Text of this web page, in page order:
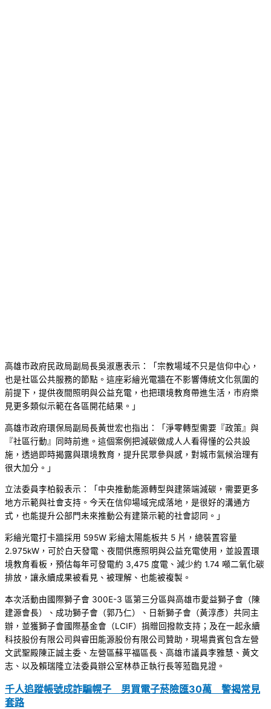
高雄市政府民政局副局長吳淑惠表示：「宗教場域不只是信仰中心，
也是社區公共服務的節點。這座彩繪光電牆在不影響傳統文化氛圍的
前提下，提供夜間照明與公益充電，也把環境教育帶進生活，市府樂
見更多類似示範在各區開花結果。」
高雄市政府環保局副局長黃世宏也指出：「淨零轉型需要『政策』與
『社區行動』同時前進。這個案例把減碳做成人人看得懂的公共設
施，透過即時揭露與環境教育，提升民眾參與感，對城市氣候治理有
很大加分。」
立法委員李柏毅表示：「中央推動能源轉型與建築端減碳，需要更多
地方示範與社會支持。今天在信仰場域完成落地，是很好的溝通方
式，也能提升公部門未來推動公有建築示範的社會認同。」
彩繪光電打卡牆採用 595W 彩繪太陽能板共 5 片，總裝置容量
2.975kW，可於白天發電、夜間供應照明與公益充電使用，並設置環
境教育看板，預估每年可發電約 3,475 度電、減少約 1.74 噸二氧化碳
排放，讓永續成果被看見、被理解、也能被複製。
本次活動由國際獅子會 300E-3 區第三分區與高雄市愛益獅子會（陳
建源會長）、成功獅子會（郭乃仁）、日新獅子會（黃淳彥）共同主
辦，並獲獅子會國際基金會（LCIF）捐贈回撥款支持；及在一起永續
科技股份有限公司與睿田能源股份有限公司贊助，現場貴賓包含左營
文武聖殿陳正誠主委、左營區蘇平福區長、高雄市議員李雅慧、黃文
志、以及賴瑞隆立法委員辦公室林恭正執行長等蒞臨見證。
千人追蹤帳號成詐騙幌子 男買電子菸險匯30萬 警揭常見
套路